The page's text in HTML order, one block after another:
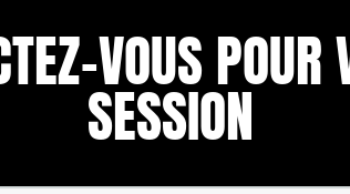
de football.
grâce à notre
En vous
ressources
Voici ce dont
Créez et
VOUS POUR
SESSION